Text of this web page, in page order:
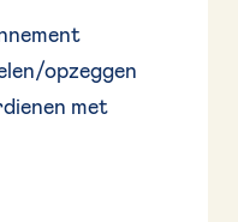
opzeggen
met